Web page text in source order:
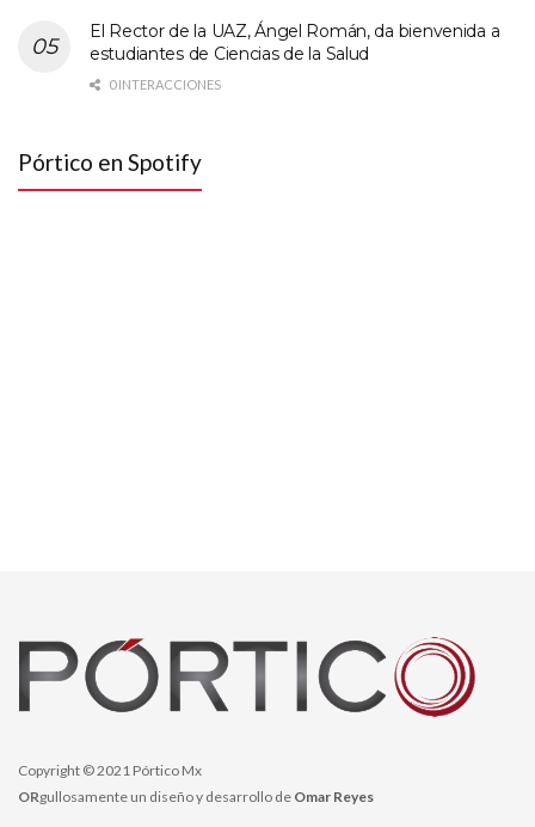
El Rector de la UAZ, Ángel Román, da bienvenida a
estudiantes de Ciencias de la Salud
0 INTERACCIONES
Pórtico en Spotify
Copyright © 2021 Pórtico Mx
ORgullosamente un diseño y desarrollo de Omar Reyes